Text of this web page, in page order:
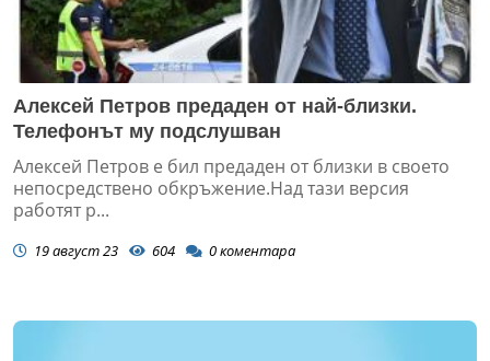
Алексей Петров предаден от най-близки.
Телефонът му подслушван
Алексей Петров е бил предаден от близки в своето
непосредствено обкръжение.Над тази версия
работят р...
19 август 23 604 0коментара